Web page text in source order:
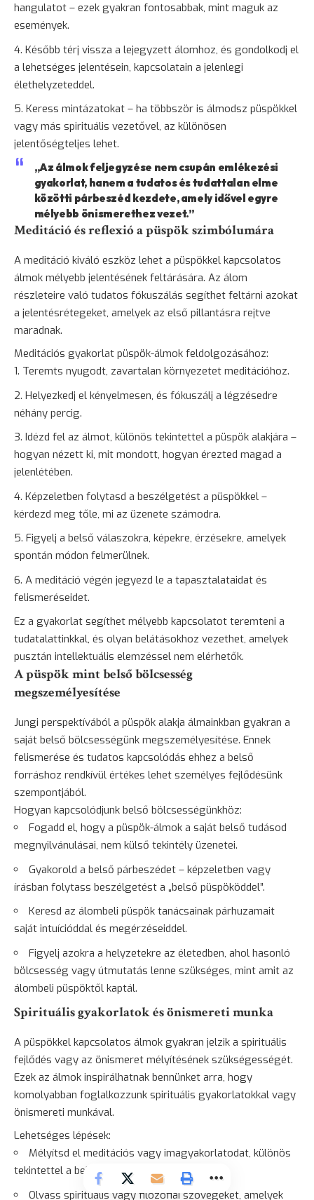
hangulatot – ezek gyakran fontosabbak, mint maguk az
események.
Később térj vissza a lejegyzett álomhoz, és gondolkodj el
a lehetséges jelentésein, kapcsolatain a jelenlegi
élethelyzeteddel.
Keress mintázatokat – ha többször is álmodsz püspökkel
vagy más spirituális vezetővel, az különösen
jelentőségteljes lehet.
„Az álmok feljegyzése nem csupán emlékezési
gyakorlat, hanem a tudatos és tudattalan elme
közötti párbeszéd kezdete, amely idővel egyre
mélyebb önismerethez vezet.”
Meditáció és reflexió a püspök szimbólumára
A meditáció kiváló eszköz lehet a püspökkel kapcsolatos
álmok mélyebb jelentésének feltárására. Az álom
részleteire való tudatos fókuszálás segíthet feltárni azokat
a jelentésrétegeket, amelyek az első pillantásra rejtve
maradnak.
Meditációs gyakorlat püspök-álmok feldolgozásához:
Teremts nyugodt, zavartalan környezetet meditációhoz.
Helyezkedj el kényelmesen, és fókuszálj a légzésedre
néhány percig.
Idézd fel az álmot, különös tekintettel a püspök alakjára –
hogyan nézett ki, mit mondott, hogyan érezted magad a
jelenlétében.
Képzeletben folytasd a beszélgetést a püspökkel –
kérdezd meg tőle, mi az üzenete számodra.
Figyelj a belső válaszokra, képekre, érzésekre, amelyek
spontán módon felmerülnek.
A meditáció végén jegyezd le a tapasztalataidat és
felismeréseidet.
Ez a gyakorlat segíthet mélyebb kapcsolatot teremteni a
tudatalattinkkal, és olyan belátásokhoz vezethet, amelyek
pusztán intellektuális elemzéssel nem elérhetők.
A püspök mint belső bölcsesség
megszemélyesítése
Jungi perspektívából a püspök alakja álmainkban gyakran a
saját belső bölcsességünk megszemélyesítése. Ennek
felismerése és tudatos kapcsolódás ehhez a belső
forráshoz rendkívül értékes lehet személyes fejlődésünk
szempontjából.
Hogyan kapcsolódjunk belső bölcsességünkhöz:
Fogadd el, hogy a püspök-álmok a saját belső tudásod
megnyilvánulásai, nem külső tekintély üzenetei.
Gyakorold a belső párbeszédet – képzeletben vagy
írásban folytass beszélgetést a „belső püspököddel”.
Keresd az álombeli püspök tanácsainak párhuzamait
saját intuícióddal és megérzéseiddel.
Figyelj azokra a helyzetekre az életedben, ahol hasonló
bölcsesség vagy útmutatás lenne szükséges, mint amit az
álombeli püspöktől kaptál.
Spirituális gyakorlatok és önismereti munka
A püspökkel kapcsolatos álmok gyakran jelzik a spirituális
fejlődés vagy az önismeret mélyítésének szükségességét.
Ezek az álmok inspirálhatnak bennünket arra, hogy
komolyabban foglalkozzunk spirituális gyakorlatokkal vagy
önismereti munkával.
Lehetséges lépések:
Mélyítsd el meditációs vagy imagyakorlatodat, különös
tekintettel a belső vezetés témájára.
Olvass spirituális vagy filozófiai szövegeket, amelyek